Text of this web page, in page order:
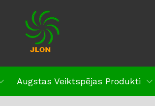
Augstas Veiktspējas Produkti